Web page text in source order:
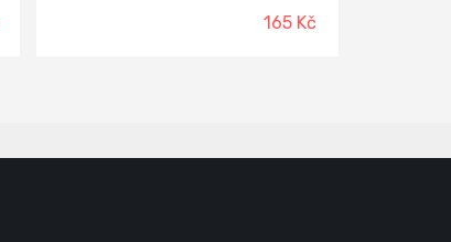
kámen. Zanechává velmi příjemnou
165 Kč